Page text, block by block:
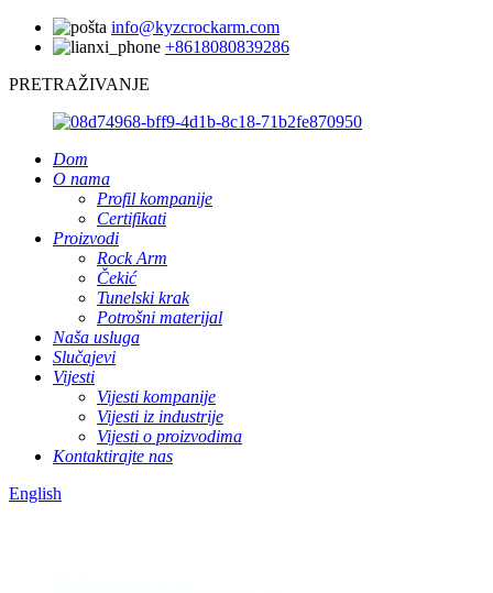
info@kyzcrockarm.com
+8618080839286
PRETRAŽIVANJE
Dom
O nama
Profil kompanije
Certifikati
Proizvodi
Rock Arm
Čekić
Tunelski krak
Potrošni materijal
Naša usluga
Slučajevi
Vijesti
Vijesti kompanije
Vijesti iz industrije
Vijesti o proizvodima
Kontaktirajte nas
English